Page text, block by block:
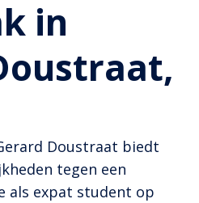
in
Doustraat biedt
tegen een
als expat student op